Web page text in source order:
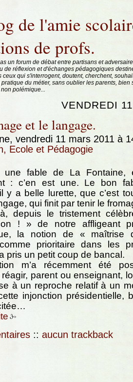
de l'amie
de profs.
un forum de débat entre partisans et
de réflexion et d'échanges pédagogiques
ceux qui s'interrogent, doutent, cherchent,
du métier, sans oublier les parents, bien
polémique...
VENDREDI
et le langage.
vendredi 11 mars 2011 à
Ecole et Pédagogie
une fable de La Fontaine,
: c’en est une. Le bon
y a belle lurette, que c’est
qui finit par tenir le
depuis le tristement
! » de notre affligeant
la notion de « maîtrise
prioritaire dans les
pris un petit coup de bancal.
m’a récemment été
parent ou enseignant,
à un reproche relatif à un
injonction présidentielle,
:: aucun trackback